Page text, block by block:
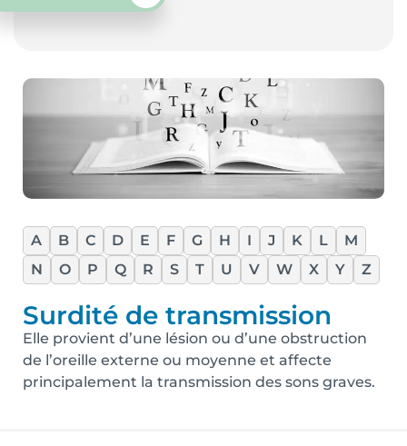
A B C D E F G H I J K L
M
N
O P Q R S T U V W X Y Z
Surdité de transmission
Elle provient d’une lésion ou d’une obstruction
de l’oreille externe ou moyenne et affecte
principalement la transmission des sons graves.